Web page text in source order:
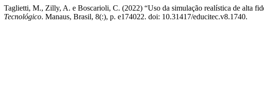
Taglietti, M., Zilly, A. e Boscarioli, C. (2022) “Uso da simulação realística de alta
Tecnológico. Manaus, Brasil, 8(:), p. e174022. doi: 10.31417/educitec.v8.1740.